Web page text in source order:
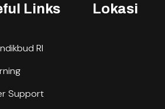
Links
RI
Support
Lokasi